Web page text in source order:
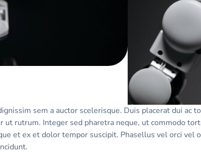
sem a auctor scelerisque. Duis placerat dui
ut rutrum. Integer sed pharetra neque, ut commodo
et ex et dolor tempor suscipit. Phasellus vel orci vel